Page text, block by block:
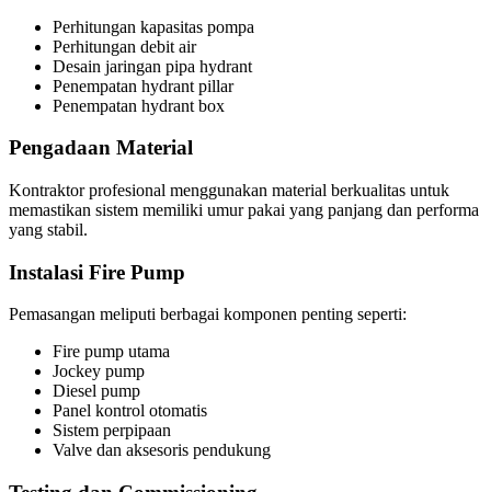
Perhitungan kapasitas pompa
Perhitungan debit air
Desain jaringan pipa hydrant
Penempatan hydrant pillar
Penempatan hydrant box
Pengadaan Material
Kontraktor profesional menggunakan material berkualitas untuk
memastikan sistem memiliki umur pakai yang panjang dan performa
yang stabil.
Instalasi Fire Pump
Pemasangan meliputi berbagai komponen penting seperti:
Fire pump utama
Jockey pump
Diesel pump
Panel kontrol otomatis
Sistem perpipaan
Valve dan aksesoris pendukung